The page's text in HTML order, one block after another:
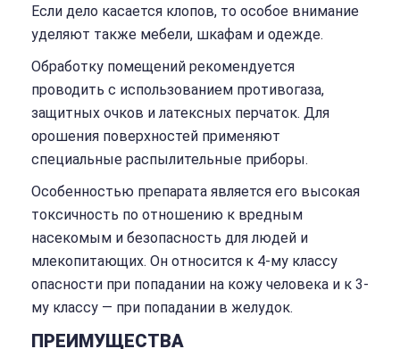
Если дело касается клопов, то особое внимание
уделяют также мебели, шкафам и одежде.
Обработку помещений рекомендуется
проводить с использованием противогаза,
защитных очков и латексных перчаток. Для
орошения поверхностей применяют
специальные распылительные приборы.
Особенностью препарата является его высокая
токсичность по отношению к вредным
насекомым и безопасность для людей и
млекопитающих. Он относится к 4-му классу
опасности при попадании на кожу человека и к 3-
му классу — при попадании в желудок.
ПРЕИМУЩЕСТВА